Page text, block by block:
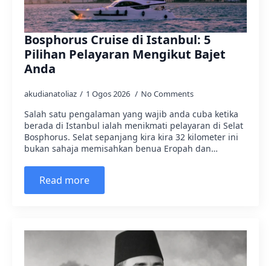
Bosphorus Cruise di Istanbul: 5
Pilihan Pelayaran Mengikut Bajet
Anda
akudianatoliaz 1 Ogos 2026 No Comments
Salah satu pengalaman yang wajib anda cuba ketika
berada di Istanbul ialah menikmati pelayaran di Selat
Bosphorus. Selat sepanjang kira kira 32 kilometer ini
bukan sahaja memisahkan benua Eropah dan…
Read more